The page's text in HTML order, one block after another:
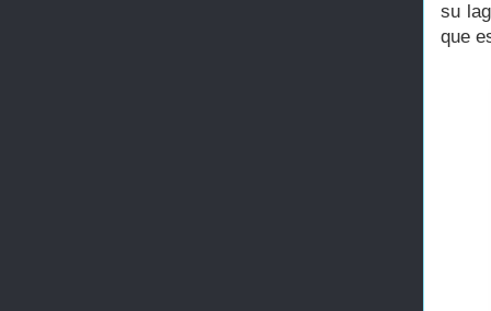
su
que